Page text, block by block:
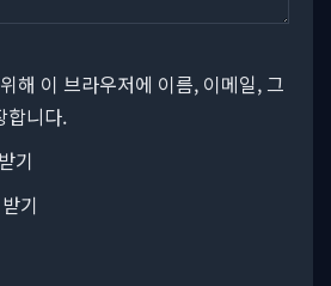
해 이 브라우저에 이름, 이메일, 그
합니다.
기
기